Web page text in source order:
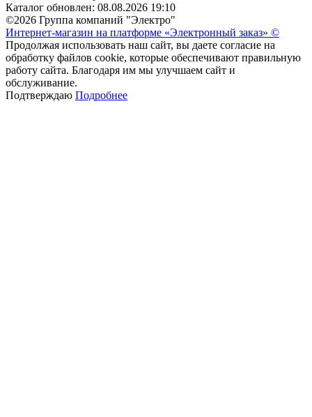
Каталог обновлен: 08.08.2026 19:10
©2026 Группа компаний "Электро"
Интернет-магазин на платформе «Электронный заказ» ©
Продолжая использовать наш сайт, вы даете согласие на
обработку файлов cookie, которые обеспечивают правильную
работу сайта. Благодаря им мы улучшаем сайт и
обслуживание.
Подтверждаю Подробнее